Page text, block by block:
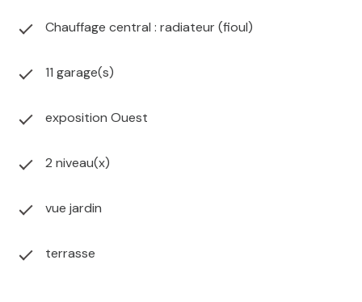
Chauffage central : radiateur (fioul)
11 garage(s)
exposition Ouest
2 niveau(x)
vue jardin
terrasse